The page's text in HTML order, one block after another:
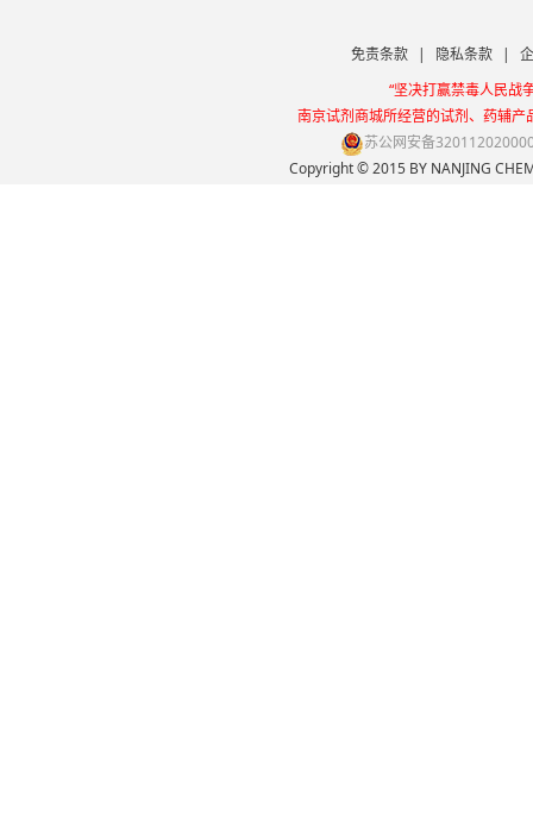
免责条款 | 隐私条款 |
“坚决打赢禁毒人民战
南京试剂商城所经营的试剂、药辅
苏公网安备
Copyright © 2015 BY NANJING